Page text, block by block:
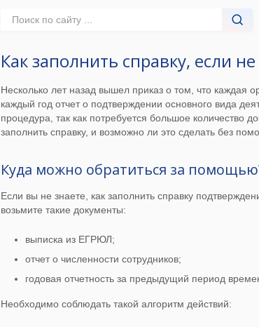
Как заполнить справку, если
Несколько лет назад вышел приказ о том, что каждая
каждый год отчет о подтверждении основного вида
процедура, так как потребуется большое количество
заполнить справку, и возможно ли это сделать без
Куда можно обратиться за
Если вы не знаете, как заполнить справку
возьмите такие документы:
выписка из ЕГРЮЛ;
отчет о численности сотрудников;
годовая отчетность за предыдущий период
Необходимо соблюдать такой алгоритм действий: